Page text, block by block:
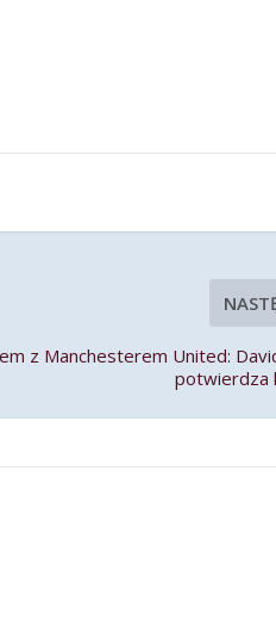
z Manchesterem United:
potwierdza